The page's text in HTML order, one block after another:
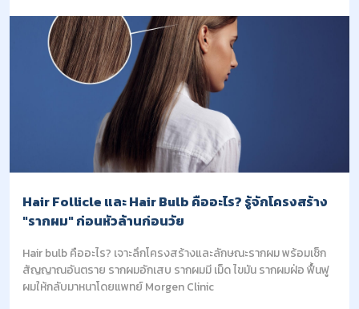
Hair Follicle และ Hair Bulb คืออะไร? รู้จักโครงสร้าง
"รากผม" ก่อนหัวล้านก่อนวัย
Hair bulb คืออะไร? เจาะลึกโครงสร้างและลักษณะรากผม พร้อมเช็ก
สัญญาณอันตราย รากผมอักเสบ รากผมมี เม็ด ไขมัน รากผมฝ่อ ฟื้นฟู
ผมให้กลับมาหนาโดยแพทย์ Morgen Clinic